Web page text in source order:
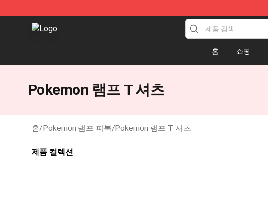
Pokemon Lamp Shop - The Best Store of Pokemon Lamp
홈 쇼핑
Pokemon 램프 T 셔츠
홈/Pokemon 램프 피복/Pokemon 램프 T 셔츠
제품 컬렉션